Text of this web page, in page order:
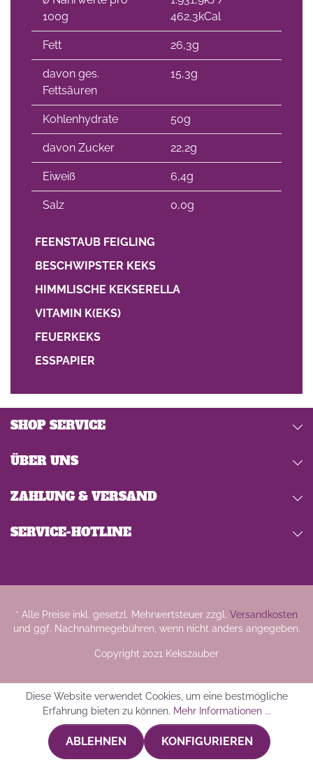
100g
462,3kCal
Fett 26,3g
davon ges.
Fettsäuren
15,3g
Kohlenhydrate 50g
davon Zucker 22,2g
Eiweiß 6,4g
Salz 0,0g
FEENSTAUB FEIGLING
BESCHWIPSTER KEKS
HIMMLISCHE KEKSERELLA
VITAMIN K(EKS)
FEUERKEKS
ESSPAPIER
SERVICE-HOTLINE
SHOP SERVICE
ÜBER UNS
ZAHLUNG & VERSAND
* Alle Preise inkl. gesetzl. Mehrwertsteuer zzgl. Versandkosten
und ggf. Nachnahmegebühren, wenn nicht anders angegeben.
Copyright 2021 Kekszauber
Diese Website verwendet Cookies, um eine bestmögliche
Erfahrung bieten zu können. Mehr Informationen ...
ABLEHNEN KONFIGURIEREN